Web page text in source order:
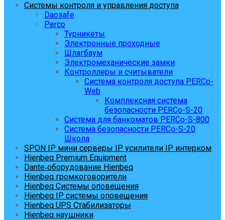
Системы контроля и управления доступа
Daosafe
Perco
Турникеты
Электронные проходные
Шлагбаум
Электромеханические замки
Контроллеры и считыватели
Система контроля доступа PERCo-
Web
Комплексная система
безопасности PERCo-S-20
Система для банкоматов PERCo-S-800
Система безопасности PERCo-S-20
Школа
SPON IP мини серверы IP усилители IP интерком
Hienbeq Premium Equipment
Dante‑оборудование Hienbeq
Hienbeq громкоговорители
Hienbeq Системы оповещения
Hienbeq IP системы оповещения
Hienbeq UPS Стабилизаторы
Hienbeq наушники